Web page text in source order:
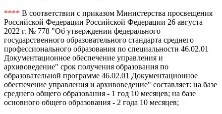
**** В соответствии с приказом Министерства просвещения
Российской Федерации Российской Федерации 26 августа
2022 г. № 778 "Об утверждении федерального
государственного образовательного стандарта среднего
профессионального образования по специальности 46.02.01
Документационное обеспечение управления и
архивоведение" срок получения образования по
образовательной программе 46.02.01 Документационное
обеспечение управления и архивоведение" составляет: на базе
среднего общего образования - 1 год 10 месяцев; на базе
основного общего образования - 2 года 10 месяцев;